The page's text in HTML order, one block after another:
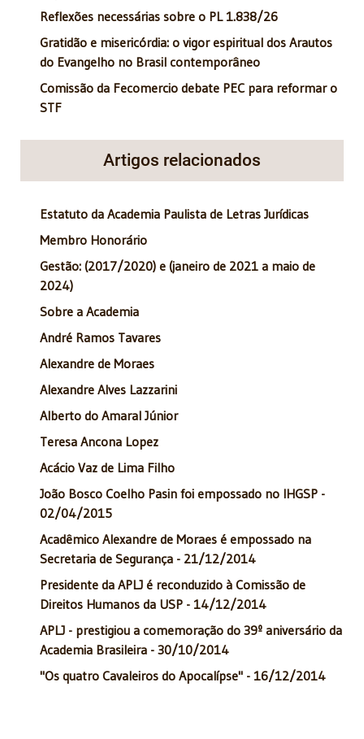
Reflexões necessárias sobre o PL 1.838/26
Gratidão e misericórdia: o vigor espiritual dos Arautos
do Evangelho no Brasil contemporâneo
Comissão da Fecomercio debate PEC para reformar o
STF
Artigos relacionados
Estatuto da Academia Paulista de Letras Jurídicas
Membro Honorário
Gestão: (2017/2020) e (janeiro de 2021 a maio de
2024)
Sobre a Academia
André Ramos Tavares
Alexandre de Moraes
Alexandre Alves Lazzarini
Alberto do Amaral Júnior
Teresa Ancona Lopez
Acácio Vaz de Lima Filho
João Bosco Coelho Pasin foi empossado no IHGSP -
02/04/2015
Acadêmico Alexandre de Moraes é empossado na
Secretaria de Segurança - 21/12/2014
Presidente da APLJ é reconduzido à Comissão de
Direitos Humanos da USP - 14/12/2014
APLJ - prestigiou a comemoração do 39º aniversário da
Academia Brasileira - 30/10/2014
"Os quatro Cavaleiros do Apocalípse" - 16/12/2014